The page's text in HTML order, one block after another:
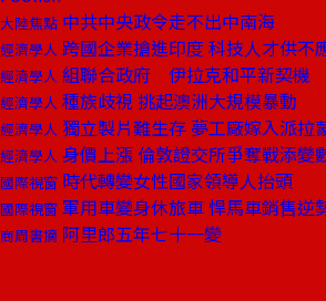
大陸焦點 中共中央政令走不出中南海
經濟學人 跨國企業搶進印度 科技人才供不
經濟學人 組聯合政府 伊拉克和平新契機
經濟學人 種族歧視 挑起澳洲大規模暴動
經濟學人 獨立製片難生存 夢工廠嫁入派拉
經濟學人 身價上漲 倫敦證交所爭奪戰添變
國際視窗 時代轉變女性國家領導人抬頭
國際視窗 軍用車變身休旅車 悍馬車銷售逆
商周書摘 阿里郎五年七十一變